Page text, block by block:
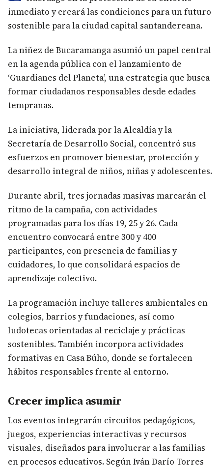
inmediato y creará las condiciones para un futuro
sostenible para la ciudad capital santandereana.
La niñez de Bucaramanga asumió un papel central
en la agenda pública con el lanzamiento de
‘Guardianes del Planeta’, una estrategia que busca
formar ciudadanos responsables desde edades
tempranas.
La iniciativa, liderada por la Alcaldía y la
Secretaría de Desarrollo Social, concentró sus
esfuerzos en promover bienestar, protección y
desarrollo integral de niños, niñas y adolescentes.
Durante abril, tres jornadas masivas marcarán el
ritmo de la campaña, con actividades
programadas para los días 19, 25 y 26. Cada
encuentro convocará entre 300 y 400
participantes, con presencia de familias y
cuidadores, lo que consolidará espacios de
aprendizaje colectivo.
La programación incluye talleres ambientales en
colegios, barrios y fundaciones, así como
ludotecas orientadas al reciclaje y prácticas
sostenibles. También incorpora actividades
formativas en Casa Búho, donde se fortalecen
hábitos responsables frente al entorno.
Crecer implica asumir
Los eventos integrarán circuitos pedagógicos,
juegos, experiencias interactivas y recursos
visuales, diseñados para involucrar a las familias
en procesos educativos. Según Iván Darío Torres